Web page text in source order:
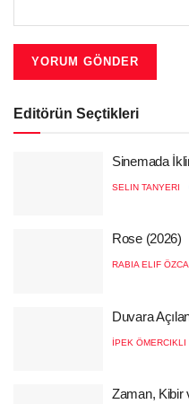
Editörün Seçtikleri
Sinemada
SELIN TANYERI
Rose (2026)
RABIA ELIF
Duvara
İPEK ÖMERCIKLI
Zaman, Kibir